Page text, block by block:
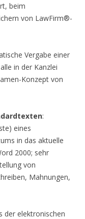
beim
von LawFirm®-
Vergabe einer
in der Kanzlei
Konzept von
:
eines
in das aktuelle
2000; sehr
von
Mahnungen,
der elektronischen